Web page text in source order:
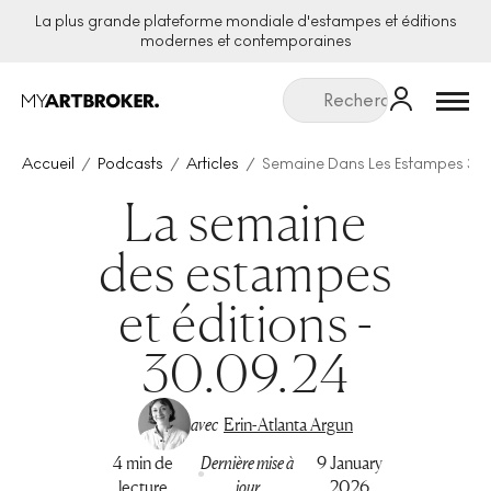
La plus grande plateforme mondiale d'estampes et éditions
modernes et contemporaines
Menu
Accueil Podcasts Articles Semaine Dans Les Estampes
La semaine
des estampes
et éditions -
30.09.24
avec Erin-Atlanta Argun
4 min de
lecture
Dernière mise à
jour
9 January
2026